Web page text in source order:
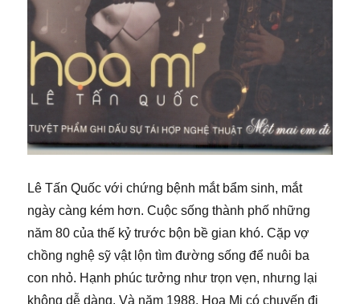
Lê Tấn Quốc với chứng bệnh mắt bẩm sinh, mắt
ngày càng kém hơn. Cuộc sống thành phố những
năm 80 của thế kỷ trước bộn bề gian khó. Cặp vợ
chồng nghệ sỹ vật lộn tìm đường sống để nuôi ba
con nhỏ. Hạnh phúc tưởng như trọn vẹn, nhưng lại
không dễ dàng. Và năm 1988, Họa Mi có chuyến đi